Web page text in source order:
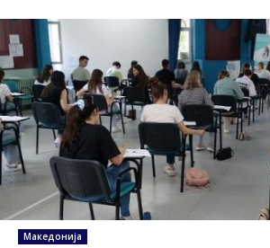
Македонија